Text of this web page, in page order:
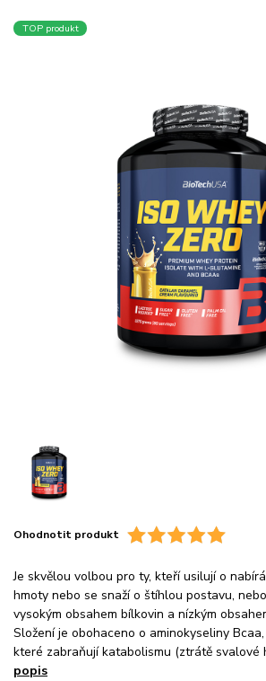
TOP produkt
Ohodnotit produkt
Je skvělou volbou pro ty, kteří usilují o
hmoty nebo se snaží o štíhlou postavu,
vysokým obsahem bílkovin a nízkým
Složení je obohaceno o aminokyseliny
které zabraňují katabolismu (ztrátě svalové
popis